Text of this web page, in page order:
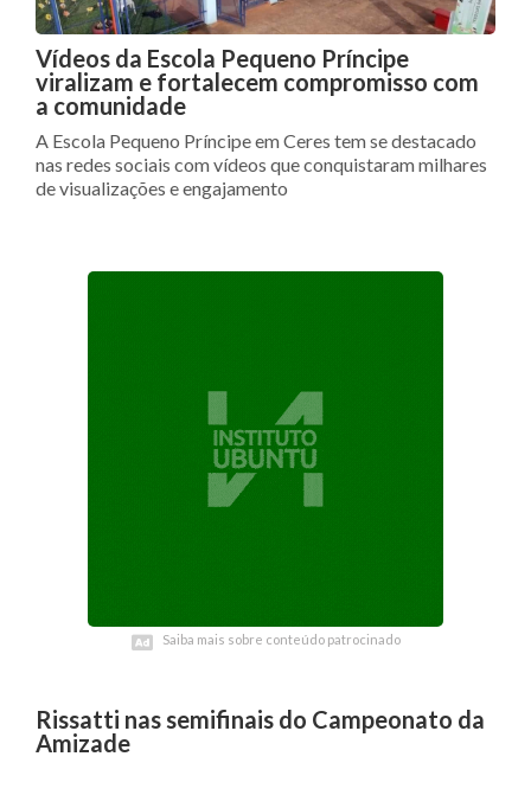
Vídeos da Escola Pequeno Príncipe
viralizam e fortalecem compromisso com
a comunidade
A Escola Pequeno Príncipe em Ceres tem se destacado
nas redes sociais com vídeos que conquistaram milhares
de visualizações e engajamento
Saiba mais sobre conteúdo patrocinado
Saiba mais sobre conteúdo patrocinado
Rissatti nas semifinais do Campeonato da
Amizade